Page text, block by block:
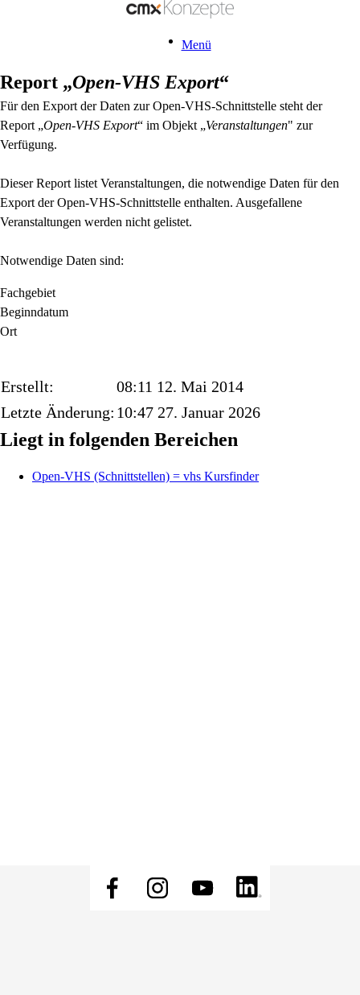
Menü
Report „Open-VHS Export“
Für den Export der Daten zur Open-VHS-Schnittstelle steht der
Report „Open-VHS Export“ im Objekt „Veranstaltungen" zur
Verfügung.
Dieser Report listet Veranstaltungen, die notwendige Daten für den
Export der Open-VHS-Schnittstelle enthalten. Ausgefallene
Veranstaltungen werden nicht gelistet.
Notwendige Daten sind:
Fachgebiet
Beginndatum
Ort
Erstellt:
08:11 12. Mai 2014
Letzte Änderung: 10:47 27. Januar 2026
Liegt in folgenden Bereichen
Open-VHS (Schnittstellen) = vhs Kursfinder